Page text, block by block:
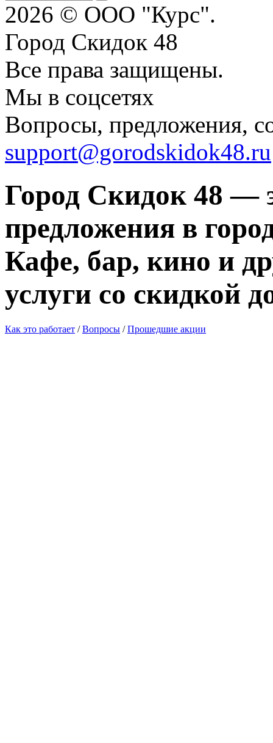
2026 © ООО "Курс".
Город Скидок 48
Все права защищены.
Мы в соцсетях
Вопросы, предложения,
support@gorodskidok48.ru
Город Скидок 48 —
предложения в
Кафе, бар, кино и
услуги со скидкой
Как это работает / Вопросы / Прошедшие акции